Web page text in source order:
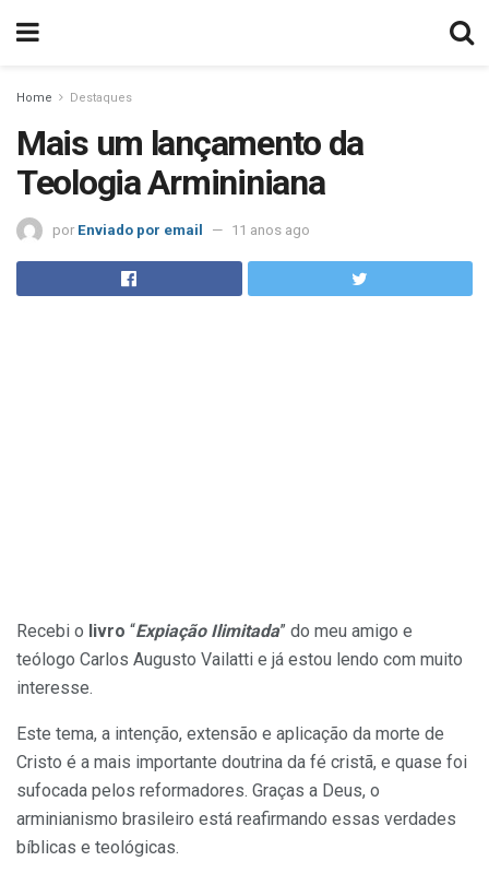
Home Destaques
Mais um lançamento da
Teologia Armininiana
por Enviado por email 11 anos ago
Recebi o livro “Expiação Ilimitada” do meu amigo e
teólogo Carlos Augusto Vailatti e já estou lendo com muito
interesse.
Este tema, a intenção, extensão e aplicação da morte de
Cristo é a mais importante doutrina da fé cristã, e quase foi
sufocada pelos reformadores. Graças a Deus, o
arminianismo brasileiro está reafirmando essas verdades
bíblicas e teológicas.